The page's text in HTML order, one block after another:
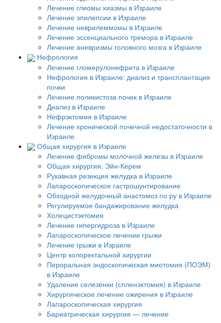
Лечение глиомы хиазмы в Израиле
Лечение эпилепсии в Израиле
Лечение неврилеммомы в Израиле
Лечение эссенциального тремора в Израиле
Лечение аневризмы головного мозга в Израиле
Нефрология
Лечение гломерулонефрита в Израиле
Нефрология в Израиле: диализ и трансплантация
почки
Лечение поликистоза почек в Израиле
Диализ в Израиле
Нефрэктомия в Израиле
Лечение хронической почечной недостаточности в
Израиле
Общая хирургия в Израиле
Лечение фибромы молочной железы в Израиле
Общая хирургия, Эйн-Керем
Рукавная резекция желудка в Израиле
Лапароскопическое гастрошунтирование
Обходной желудочный анастомоз по ру в Израиле
Регулируемое бандажирование желудка
Холецистэктомия
Лечение гипергидроза в Израиле
Лапароскопическое лечение грыжи
Лечение грыжи в Израиле
Центр колоректальной хирургии
Пероральная эндоскопическая миотомия (ПОЭМ)
в Израиле
Удаление селезёнки (спленэктомия) в Израиле
Хирургическое лечение ожирения в Израиле
Лапароскопическая хирургия
Бариатрическая хирургия — лечение